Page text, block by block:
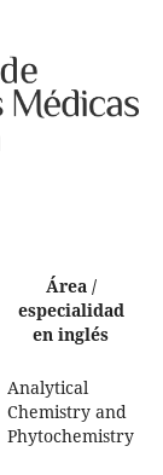
Área /
especialidad
en inglés
Analytical
Chemistry and
Phytochemistry